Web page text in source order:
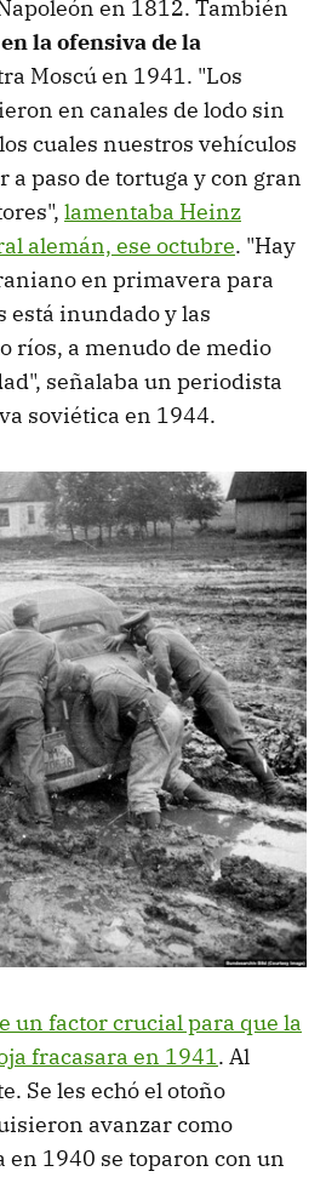
en 1812. También
la ofensiva de la
Moscú en 1941. "Los
en canales de lodo sin
cuales nuestros vehículos
a paso de tortuga y con gran
lamentaba Heinz
alemán, ese octubre. "Hay
en primavera para
está inundado y las
ríos, a menudo de medio
señalaba un periodista
soviética en 1944.
un factor crucial para que la
fracasara en 1941. Al
Se les echó el otoño
avanzar como
1940 se toparon con un